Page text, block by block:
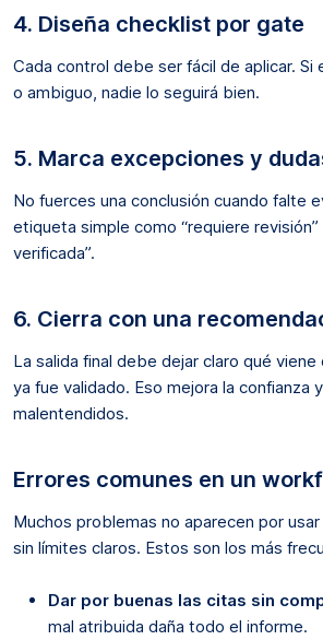
4. Diseña checklist por gate
Cada control debe ser fácil de aplicar. Si
o ambiguo, nadie lo seguirá bien.
5. Marca excepciones y
No fuerces una conclusión cuando falte
etiqueta simple como “requiere revisión”
verificada”.
6. Cierra con una
La salida final debe dejar claro qué
ya fue validado. Eso mejora la confianza
malentendidos.
Errores comunes en un
Muchos problemas no aparecen por
sin límites claros. Estos son los más
Dar por buenas las citas sin
mal atribuida daña todo el informe.